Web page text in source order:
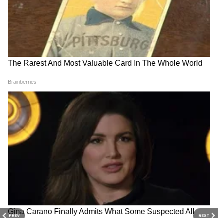
PREV NEXT
करण्यास सुरुवात केली. चंदा यांना लाइफस्टाइल, राजकीय आणि जनरल
नॉलेज या विषयांमध्ये रस असून गेल्या 1 वर्षांहून अधिक काळ एशियानेट
न्यूजमध्ये या विभागांसाठी काम करत आहेत. आपल्या वाचकांना सोप्या
आणि सहज समजेल अशा भाषेत लिहण्याचा त्यांचा नेहमीच प्रयत्न असतो.
मुंबई बातम्या
Follow Us